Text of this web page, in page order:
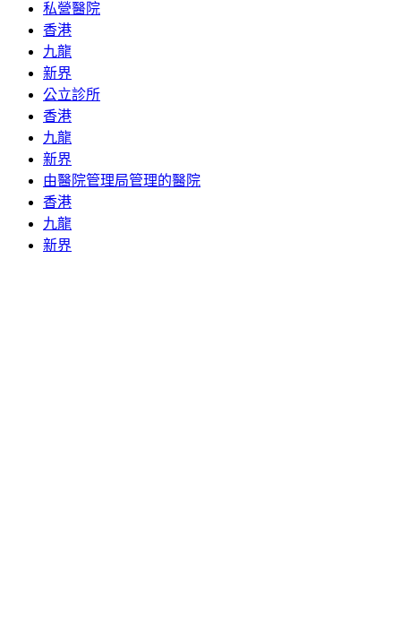
私營醫院
香港
九龍
新界
公立診所
香港
九龍
新界
由醫院管理局管理的醫院
香港
九龍
新界